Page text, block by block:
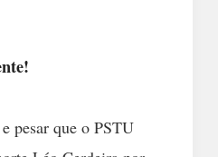
pesar que o PSTU